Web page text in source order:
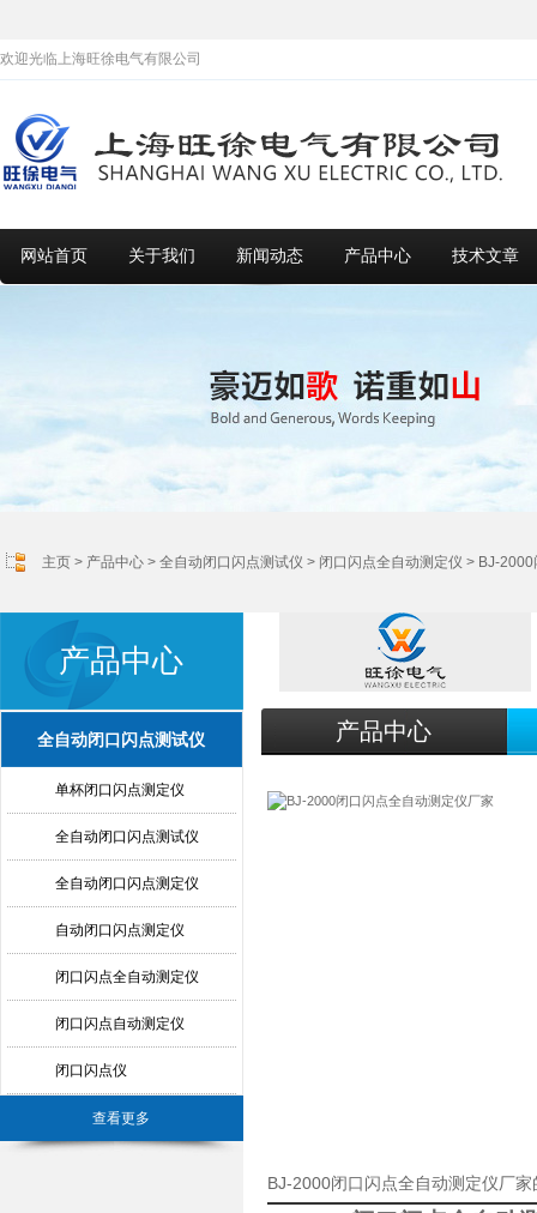
欢迎光临上海旺徐电气有限公司
网站首页 关于我们 新闻动态 产品中心 技术文章
主页 > 产品中心 > 全自动闭口闪点测试仪 > 闭口闪点全自动测定仪 > BJ-2000
产品中心
全自动闭口闪点测试仪
单杯闭口闪点测定仪
全自动闭口闪点测试仪
全自动闭口闪点测定仪
自动闭口闪点测定仪
闭口闪点全自动测定仪
闭口闪点自动测定仪
闭口闪点仪
查看更多
产品中心
BJ-2000闭口闪点全自动测定仪厂